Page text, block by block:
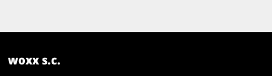
woxx s.c.